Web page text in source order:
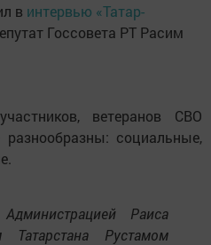
в интервью «Татар-
Госсовета РТ Расим
ветеранов СВО
социальные,
Раиса
Рустамом